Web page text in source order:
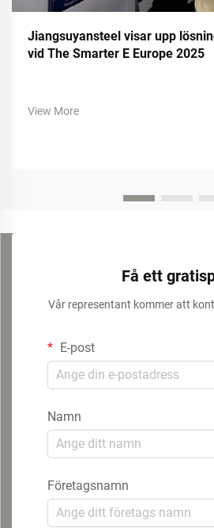
Jiangsuyansteel visar upp
vid The Smarter E Europe 2025
View More
Få ett
Vår representant kommer att
E-post
Namn
Företagsnamn